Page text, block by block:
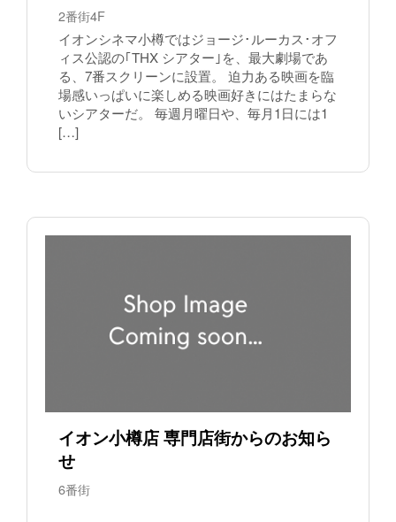
2番街4F
イオンシネマ小樽ではジョージ･ルーカス･オフ
ィス公認の｢THX シアター｣を、最大劇場であ
る、7番スクリーンに設置。 迫力ある映画を臨
場感いっぱいに楽しめる映画好きにはたまらな
いシアターだ。 毎週月曜日や、毎月1日には1
[…]
イオン小樽店 専門店街からのお知ら
せ
6番街